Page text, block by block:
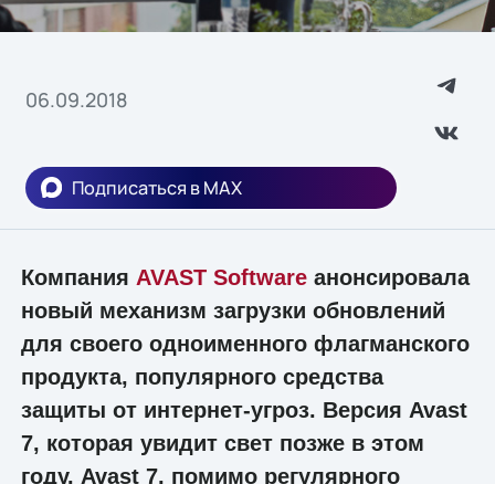
06.09.2018
Подписаться в MAX
Компания AVAST Softwareанонсировала
новый механизм загрузки обновлений
для своего одноименного флагманского
продукта, популярного средства
защиты от интернет-угроз. Версия Avast
7, которая увидит свет позже в этом
году. Avast 7, помимо регулярного